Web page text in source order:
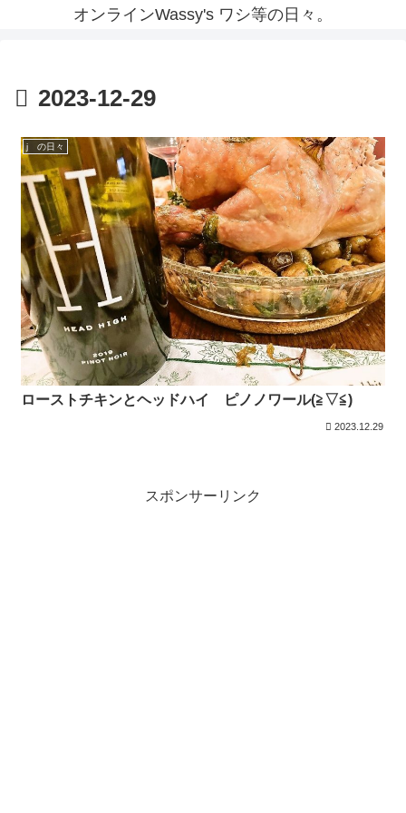
オンラインWassy's ワシ等の日々。
2023-12-29
j の日々
ローストチキンとヘッドハイ ピノノワール(≧▽≦)
2023.12.29
スポンサーリンク